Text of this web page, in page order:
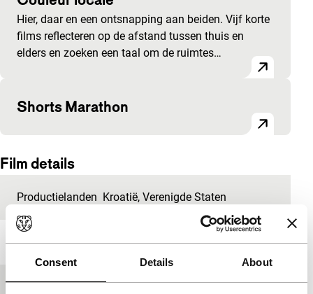
Consent Details About
Hier, daar en een ontsnapping aan beiden. Vijf korte
films reflecteren op de afstand tussen thuis en
elders en zoeken een taal om de ruimtes…
Shorts Marathon
Film details
Productielanden Kroatië, Verenigde Staten
Jaar 2015
Festivaleditie IFFR 2016